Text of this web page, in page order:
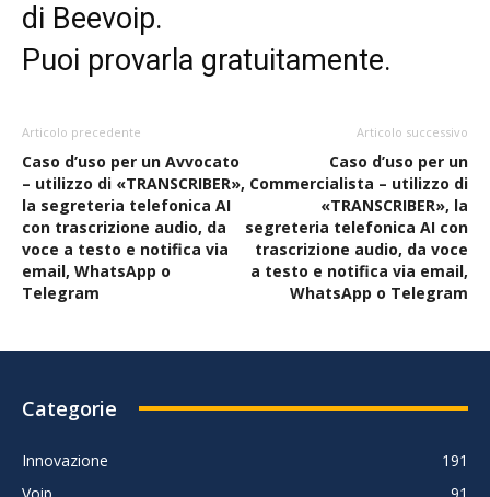
di Beevoip.
Puoi provarla gratuitamente.
Articolo precedente
Caso d’uso per un Avvocato
– utilizzo di «TRANSCRIBER»,
la segreteria telefonica AI
con trascrizione audio, da
voce a testo e notifica via
email, WhatsApp o
Telegram
Articolo successivo
Caso d’uso per un
Commercialista – utilizzo di
«TRANSCRIBER», la
segreteria telefonica AI con
trascrizione audio, da voce
a testo e notifica via email,
WhatsApp o Telegram
Categorie
Innovazione
191